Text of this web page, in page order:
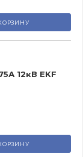
12кВ EKF